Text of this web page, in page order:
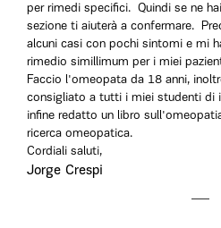
per rimedi specifici. Quindi se ne
sezione ti aiuterà a confermare.
alcuni casi con pochi sintomi e mi
rimedio simillimum per i miei
Faccio l'omeopata da 18 anni,
consigliato a tutti i miei studenti di
infine redatto un libro
ricerca omeopatica.
Cordiali saluti,
Jorge Crespi